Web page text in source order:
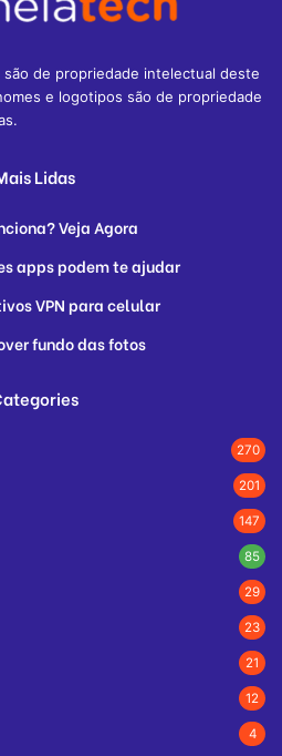
de propriedade intelectual deste
e logotipos são de propriedade
Lidas
Veja Agora
apps podem te ajudar
VPN para celular
fundo das fotos
270
201
147
85
29
23
21
12
4